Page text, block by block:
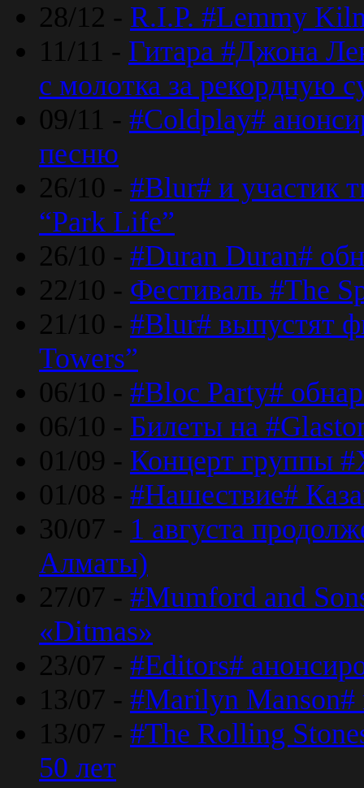
28/12 - R.I.P. #Lemmy
11/11 - Гитара #Джона
с молотка за рекордную
09/11 - #Coldplay#
песню
26/10 - #Blur# и участик
“Park Life”
26/10 - #Duran Duran#
22/10 - Фестиваль #The
21/10 - #Blur# выпустят
Towers”
06/10 - #Bloc Party#
06/10 - Билеты на
01/09 - Концерт группы
01/08 - #Нашествие#
30/07 - 1 августа
Алматы)
27/07 - #Mumford and
«Ditmas»
23/07 - #Editors#
13/07 - #Marilyn Manson#
13/07 - #The Rolling
50 лет